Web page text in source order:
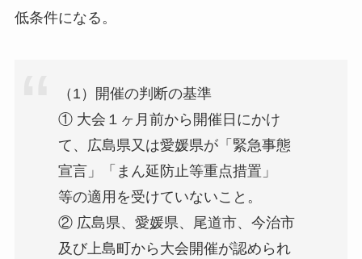
低条件になる。
（1）開催の判断の基準
① 大会１ヶ月前から開催日にかけ
て、広島県又は愛媛県が「緊急事態
宣言」「まん延防止等重点措置」
等の適用を受けていないこと。
② 広島県、愛媛県、尾道市、今治市
及び上島町から大会開催が認められ